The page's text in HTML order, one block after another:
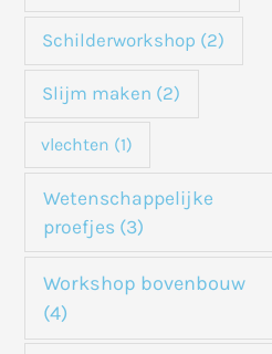
Schilderworkshop (2)
Slijm maken (2)
vlechten (1)
Wetenschappelijke
proefjes (3)
Workshop bovenbouw
(4)